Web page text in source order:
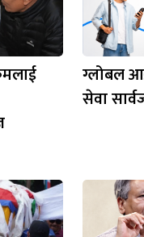
ग्लोबल
सेवा